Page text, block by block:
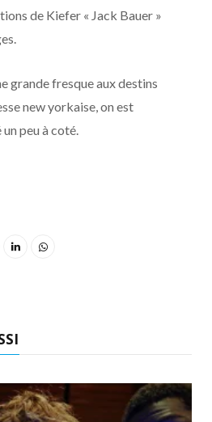
de Kiefer « Jack Bauer »
grande fresque aux destins
new yorkaise, on est
peu à coté.